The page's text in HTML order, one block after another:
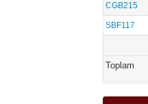
CGB215
SBF117
Toplam